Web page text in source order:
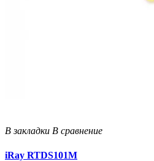
В закладки В сравнение
iRay RTDS101M